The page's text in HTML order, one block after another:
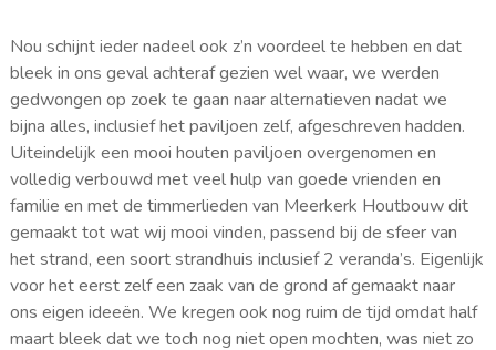
Nou schijnt ieder nadeel ook z’n voordeel te hebben en dat
bleek in ons geval achteraf gezien wel waar, we werden
gedwongen op zoek te gaan naar alternatieven nadat we
bijna alles, inclusief het paviljoen zelf, afgeschreven hadden.
Uiteindelijk een mooi houten paviljoen overgenomen en
volledig verbouwd met veel hulp van goede vrienden en
familie en met de timmerlieden van Meerkerk Houtbouw dit
gemaakt tot wat wij mooi vinden, passend bij de sfeer van
het strand, een soort strandhuis inclusief 2 veranda’s. Eigenlijk
voor het eerst zelf een zaak van de grond af gemaakt naar
ons eigen ideeën. We kregen ook nog ruim de tijd omdat half
maart bleek dat we toch nog niet open mochten, was niet zo